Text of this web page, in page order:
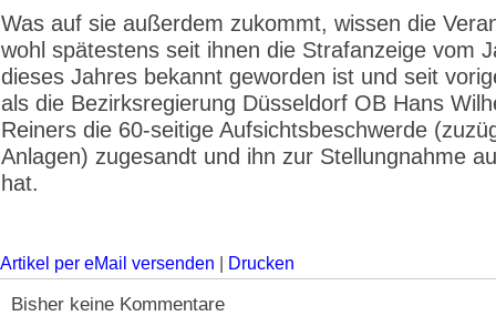
Was auf sie außerdem zukommt, wissen die
wohl spätestens seit ihnen die Strafanzeige vom
dieses Jahres bekannt geworden ist und seit
als die Bezirksregierung Düsseldorf OB Hans
Reiners die 60-seitige Aufsichtsbeschwerde
Anlagen) zugesandt und ihn zur Stellungnahme
hat.
Artikel per eMail versenden Drucken
Bisher keine Kommentare